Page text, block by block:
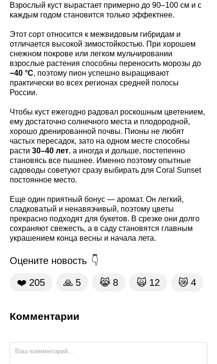
Взрослый куст вырастает примерно до 90–100 см и с
каждым годом становится только эффектнее.
Этот сорт относится к межвидовым гибридам и
отличается высокой зимостойкостью. При хорошем
снежном покрове или легком мульчировании
взрослые растения способны переносить морозы до
−40 °C, поэтому пион успешно выращивают
практически во всех регионах средней полосы
России.
Чтобы куст ежегодно радовал роскошным цветением,
ему достаточно солнечного места и плодородной,
хорошо дренированной почвы. Пионы не любят
частых пересадок, зато на одном месте способны
расти 30–40 лет, а иногда и дольше, постепенно
становясь все пышнее. Именно поэтому опытные
садоводы советуют сразу выбирать для Coral Sunset
постоянное место.
Еще один приятный бонус — аромат. Он легкий,
сладковатый и ненавязчивый, поэтому цветы
прекрасно подходят для букетов. В срезке они долго
сохраняют свежесть, а в саду становятся главным
украшением конца весны и начала лета.
Оцените новость
❤️ 205 🙏 5 😹 8 🙀 12 😿 4
Комментарии